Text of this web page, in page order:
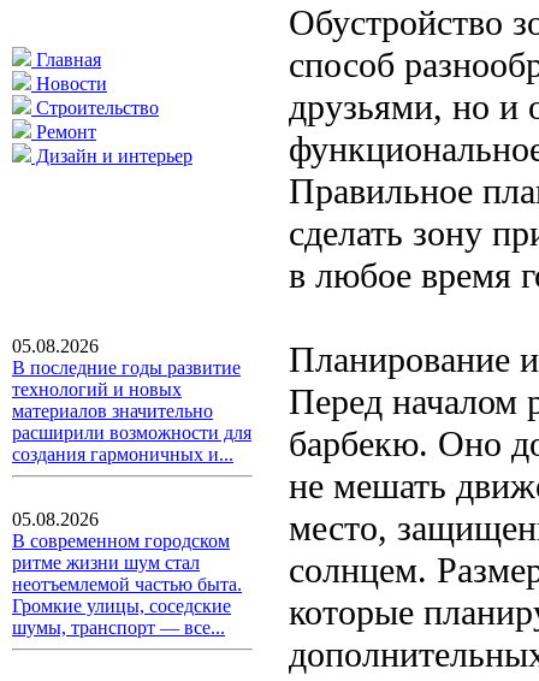
Главная
Новости
Строительство
Ремонт
Дизайн и интерьер
05.08.2026
В последние годы развитие
технологий и новых
материалов значительно
расширили возможности для
создания гармоничных и...
05.08.2026
В современном городском
ритме жизни шум стал
неотъемлемой частью быта.
Громкие улицы, соседские
шумы, транспорт — все...
Обустройство
способ
друзьями, но и
Правильное
сделать зону
в любое время
Планирование
Перед началом
барбекю. Оно
не мешать
место,
солнцем.
которые